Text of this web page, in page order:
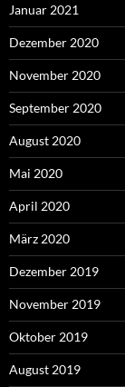
Januar 2021
Dezember 2020
November 2020
September 2020
August 2020
Mai 2020
April 2020
März 2020
Dezember 2019
November 2019
Oktober 2019
August 2019